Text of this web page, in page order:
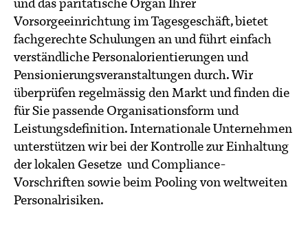
Vorsorgeeinrichtung im Tagesgeschäft, bietet
fachgerechte Schulungen an und führt einfach
verständliche Personalorientierungen und
Pensionierungsveranstaltungen durch. Wir
überprüfen regelmässig den Markt und finden die
für Sie passende Organisationsform und
Leistungsdefinition. Internationale Unternehmen
unterstützen wir bei der Kontrolle zur Einhaltung
der lokalen Gesetze und Compliance-
Vorschriften sowie beim Pooling von weltweiten
Personalrisiken.